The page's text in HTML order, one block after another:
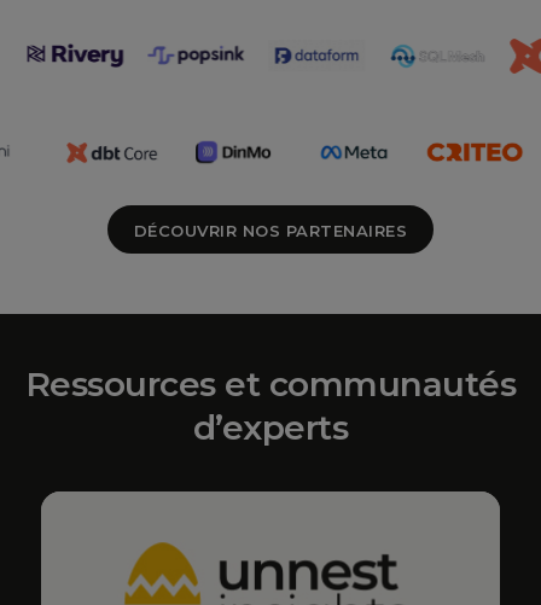
DÉCOUVRIR NOS PARTENAIRES
Ressources et communautés
d’experts